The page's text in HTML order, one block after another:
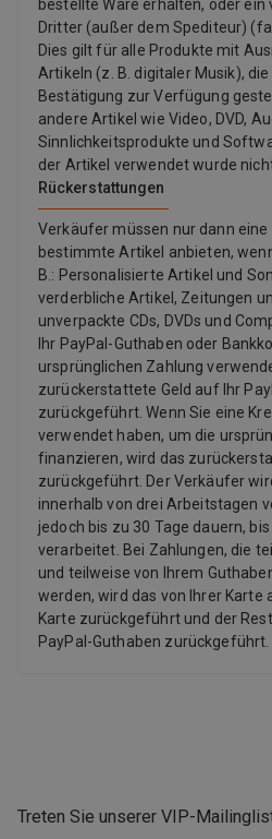
bestellte Ware erhalten, oder ein
Dritter (außer dem Spediteur)
Dies gilt für alle Produkte mit
Artikeln (z. B. digitaler Musik),
Bestätigung zur Verfügung
andere Artikel wie Video, DVD,
Sinnlichkeitsprodukte und
der Artikel verwendet wurde
Rückerstattungen
Verkäufer müssen nur dann
bestimmte Artikel anbieten,
B.: Personalisierte Artikel und
verderbliche Artikel, Zeitungen
unverpackte CDs, DVDs und
Ihr PayPal-Guthaben oder
ursprünglichen Zahlung
zurückerstattete Geld auf Ihr
zurückgeführt. Wenn Sie eine
verwendet haben, um die
finanzieren, wird das
zurückgeführt. Der Verkäufer
innerhalb von drei Arbeitstagen
jedoch bis zu 30 Tage dauern,
verarbeitet. Bei Zahlungen, die
und teilweise von Ihrem
werden, wird das von Ihrer Karte
Karte zurückgeführt und der
PayPal-Guthaben zurückgeführt.
Treten Sie unserer VIP-